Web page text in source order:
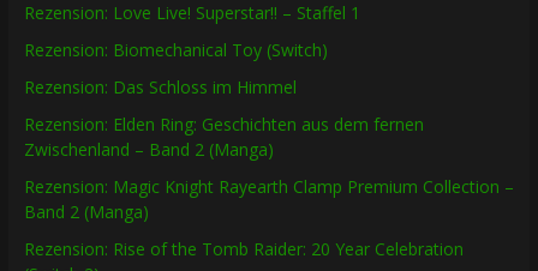
Rezension: Love Live! Superstar!! – Staffel 1
Rezension: Biomechanical Toy (Switch)
Rezension: Das Schloss im Himmel
Rezension: Elden Ring: Geschichten aus dem fernen
Zwischenland – Band 2 (Manga)
Rezension: Magic Knight Rayearth Clamp Premium Collection –
Band 2 (Manga)
Rezension: Rise of the Tomb Raider: 20 Year Celebration